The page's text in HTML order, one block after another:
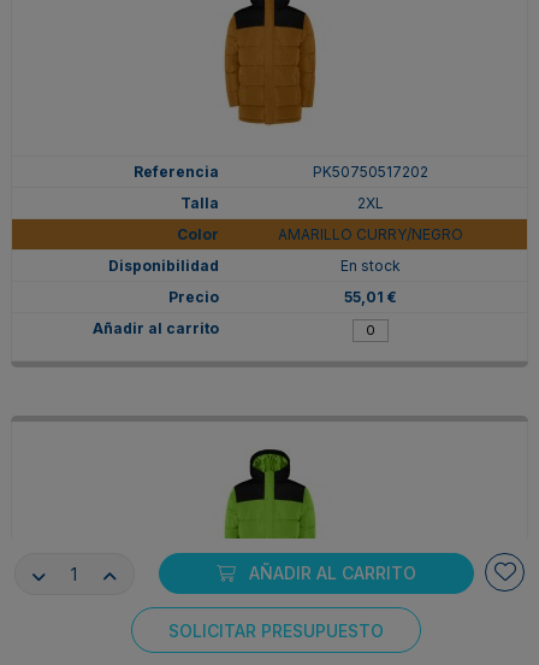
AÑADIR AL CARRITO
SOLICITAR PRESUPUESTO
PK50750517202
2XL
AMARILLO CURRY/NEGRO
En stock
55,01 €
PK50750522502
Consentimiento de cookies